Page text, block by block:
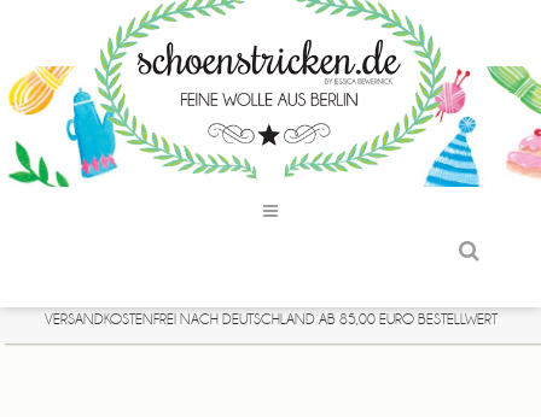
VERSANDKOSTENFREI NACH DEUTSCHLAND AB 85,00 EURO BESTELLWERT